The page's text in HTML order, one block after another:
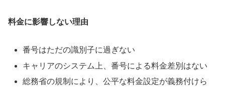
料金に影響しない理由
番号はただの識別子に過ぎない
キャリアのシステム上、番号による料金差別はない
総務省の規制により、公平な料金設定が義務付けら